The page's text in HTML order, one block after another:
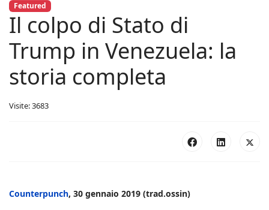
Featured
Il colpo di Stato di
Trump in Venezuela: la
storia completa
Visite: 3683
Counterpunch, 30 gennaio 2019 (trad.ossin)